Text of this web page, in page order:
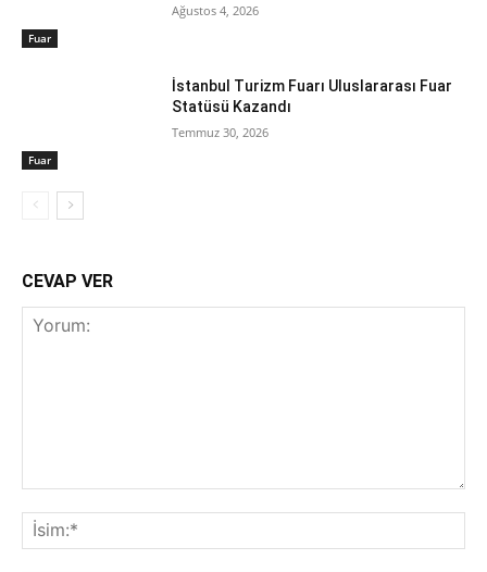
Fuar
Ağustos 4, 2026
Fuar
İstanbul Turizm Fuarı Uluslararası Fuar
Statüsü Kazandı
Temmuz 30, 2026
CEVAP VER